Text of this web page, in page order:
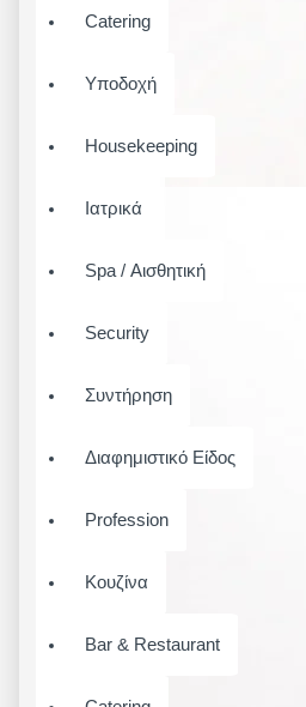
Catering
Υποδοχή
Housekeeping
Ιατρικά
Spa / Αισθητική
Security
Συντήρηση
Διαφημιστικό Είδος
Profession
Κουζίνα
Bar & Restaurant